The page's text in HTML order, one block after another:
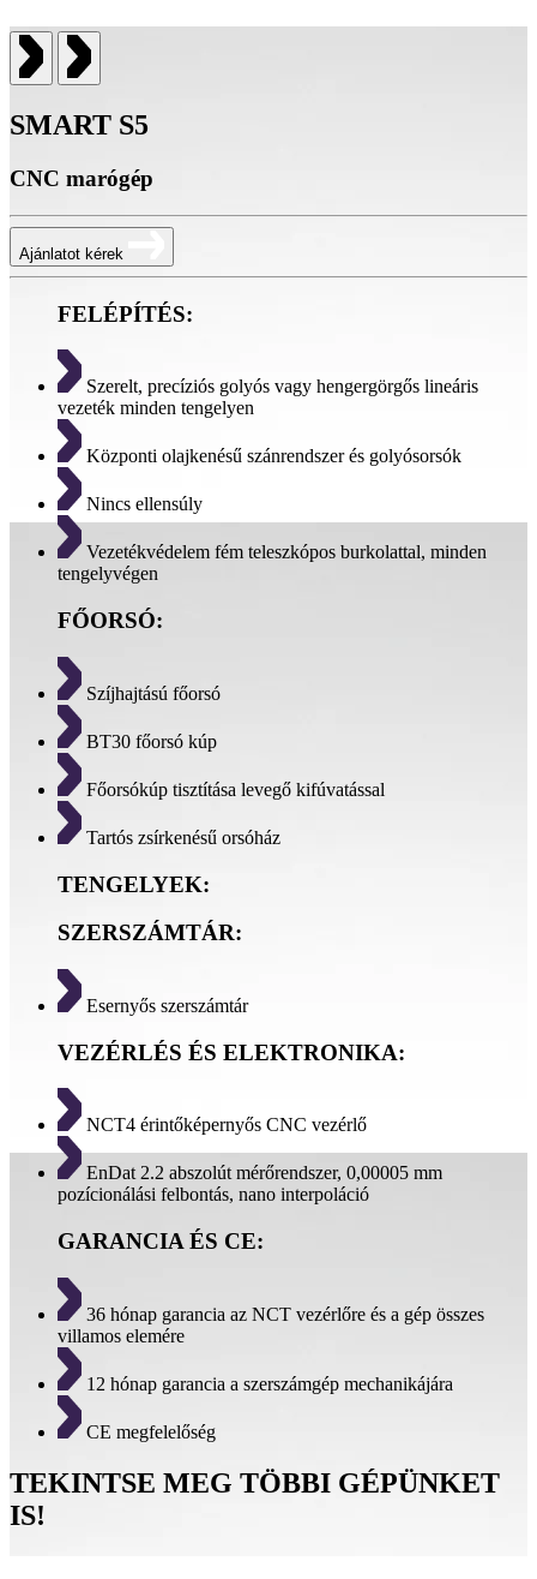
SMART S5
CNC marógép
Ajánlatot kérek
FELÉPÍTÉS:
Szerelt, precíziós golyós vagy hengergörgős lineáris
vezeték minden tengelyen
Központi olajkenésű szánrendszer és golyósorsók
Nincs ellensúly
Vezetékvédelem fém teleszkópos burkolattal, minden
tengelyvégen
FŐORSÓ:
Szíjhajtású főorsó
BT30 főorsó kúp
Főorsókúp tisztítása levegő kifúvatással
Tartós zsírkenésű orsóház
TENGELYEK:
SZERSZÁMTÁR:
Esernyős szerszámtár
VEZÉRLÉS ÉS ELEKTRONIKA:
NCT4 érintőképernyős CNC vezérlő
EnDat 2.2 abszolút mérőrendszer, 0,00005 mm
pozícionálási felbontás, nano interpoláció
GARANCIA ÉS CE:
36 hónap garancia az NCT vezérlőre és a gép összes
villamos elemére
12 hónap garancia a szerszámgép mechanikájára
CE megfelelőség
TEKINTSE MEG TÖBBI GÉPÜNKET
IS!